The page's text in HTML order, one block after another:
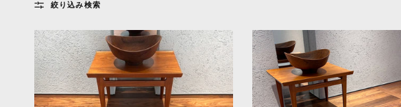
絞り込み検索